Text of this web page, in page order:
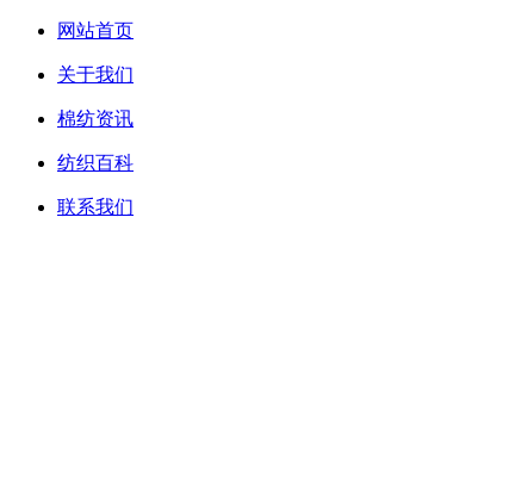
网站首页
关于我们
棉纺资讯
纺织百科
联系我们